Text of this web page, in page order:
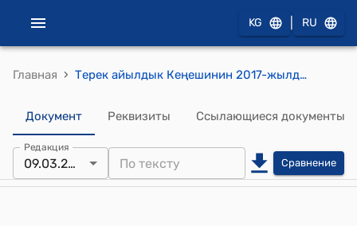
KG RU
Главная › Терек айылдык Кеңешинин 2017-жылдын 9-мартындагы № 3/4 "Таза сууга болгон тарифти бекитүү жѳнүндѳ" токтому
Документ Реквизиты Ссылающиеся документы
Редакция
09.03.2017 Сравнение